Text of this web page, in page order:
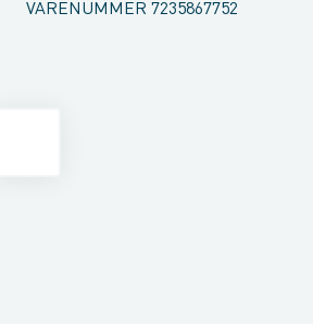
VARENUMMER 7235867752